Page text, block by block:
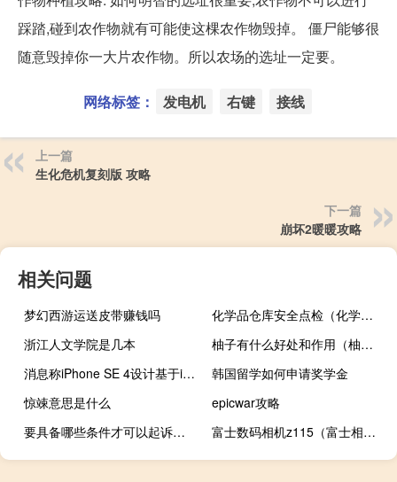
踩踏,碰到农作物就有可能使这棵农作物毁掉。 僵尸能够很
随意毁掉你一大片农作物。所以农场的选址一定要。
网络标签： 发电机 右键 接线
上一篇
生化危机复刻版 攻略
下一篇
崩坏2暖暖攻略
相关问题
梦幻西游运送皮带赚钱吗
化学品仓库安全点检（化学品仓库标识牌）
浙江人文学院是几本
柚子有什么好处和作用（柚子有什么好处和坏处）
消息称iPhone SE 4设计基于iPhone 14 但仍是后置单摄像头
韩国留学如何申请奖学金
惊竦意思是什么
epicwar攻略
要具备哪些条件才可以起诉离婚
富士数码相机z115（富士相机里的图像质量里有FINE和NORMAL分别是什么意思）